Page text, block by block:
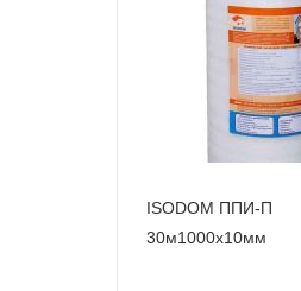
ISODOM ППИ-П
30м1000x10мм